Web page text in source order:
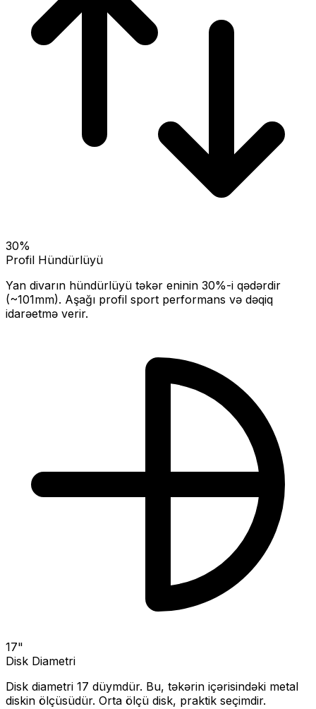
30%
Profil Hündürlüyü
Yan divarın hündürlüyü təkər eninin 30%-i qədərdir
(~101mm). Aşağı profil sport performans və dəqiq
idarəetmə verir.
17"
Disk Diametri
Disk diametri 17 düymdür. Bu, təkərin içərisindəki metal
diskin ölçüsüdür. Orta ölçü disk, praktik seçimdir.